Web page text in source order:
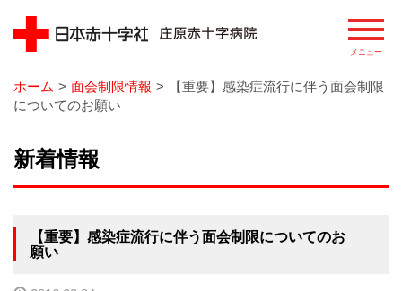
病院
基本理念
患者さまの権利
ホーム > 面会制限情報 >
【重要】感染症流行に伴う面会制限
についてのお願い
新着情報
【重要】感染症流行に伴う面会制限についてのお
願い